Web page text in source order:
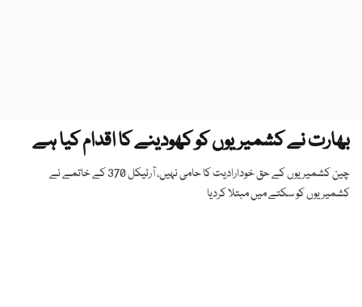
بھارت نے کشمیریوں کو کھودینے کا اقدام کیا ہے
چین کشمیریوں کے حق خودارادیت کا حامی نہیں، آرٹیکل 370 کے خاتمے نے
کشمیریوں کو سکتے میں مبتلا کردیا